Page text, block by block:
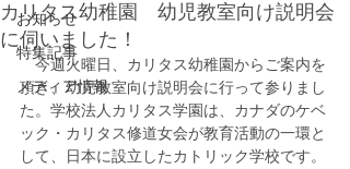
お知らせ
特集記事
メディア情報
カリタス幼稚園 幼児教室向け説明会
に伺いました！
今週火曜日、カリタス幼稚園からご案内を
頂き、幼児教室向け説明会に行って参りまし
た。学校法人カリタス学園は、カナダのケベ
ック・カリタス修道女会が教育活動の一環と
して、日本に設立したカトリック学校です。